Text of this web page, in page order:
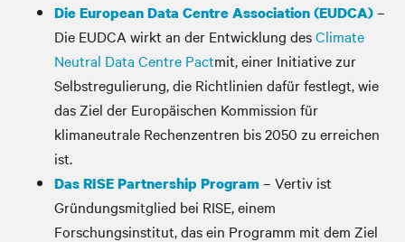
Die European Data Centre Association (EUDCA)–
Die EUDCA wirkt an der Entwicklung desClimate
Neutral Data Centre Pactmit, einer Initiative zur
Selbstregulierung, die Richtlinien dafür festlegt, wie
das Ziel der Europäischen Kommission für
klimaneutrale Rechenzentren bis 2050 zu erreichen
ist.
Das RISE Partnership Program– Vertiv ist
Gründungsmitglied bei RISE, einem
Forschungsinstitut, das ein Programm mit dem Ziel